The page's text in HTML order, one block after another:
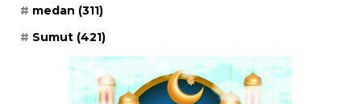
medan (311)
Sumut (421)